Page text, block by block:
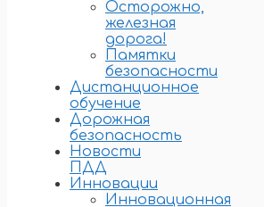
Осторожно,
железная
дорога!
Памятки
безопасности
Дистанционное
обучение
Дорожная
безопасность
Новости
ПДД
Инновации
Инновационная